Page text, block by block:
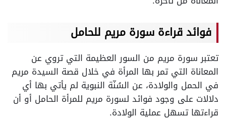
فوائد قراءة سورة مريم للحامل
تعتبر سورة مريم من السور العظيمة التي تروي عن
المعاناة التي تمر بها المرأة في خلال قصة السيدة مريم
في الحمل والولادة، عن السُنّة النبوية لم يأتي بها أي
دلالات على وجود فوائد لسورة مريم للمرأة الحامل أو أن
قراءتها تسهل عملية الولادة.